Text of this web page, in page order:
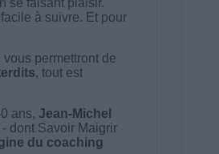
à suivre. Et pour
permettront de
, tout est
ans, Jean-Michel
dont Savoir Maigrir
du coaching